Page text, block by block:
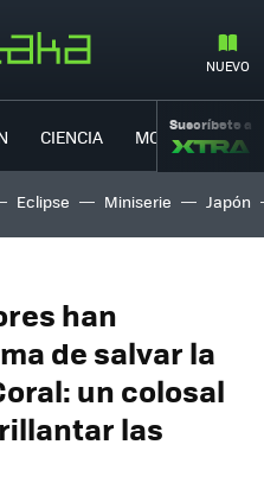
NUEVO
CIENCIA MOVILIDAD
Suscríbete a
Eclipse Miniserie Japón
han
de salvar la
un colosal
las